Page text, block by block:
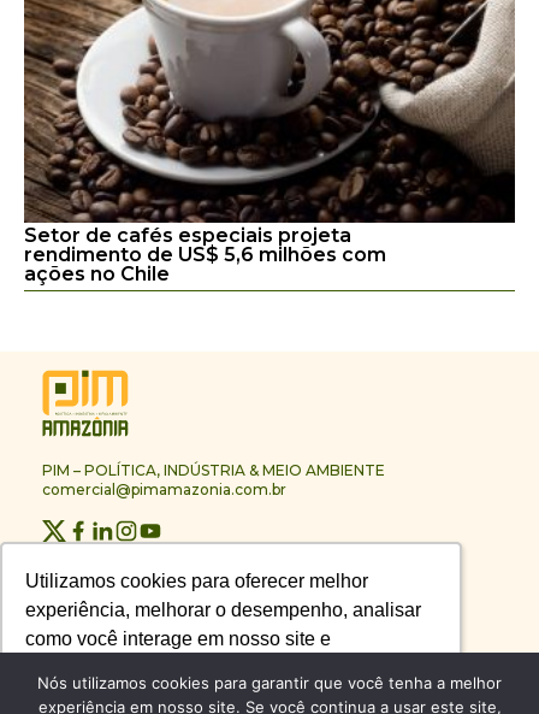
Utilizamos cookies para oferecer melhor
experiência, melhorar o desempenho, analisar
como você interage em nosso site e
Utilizamos cookies para oferecer melhor
experiência, melhorar o desempenho, analisar
como você interage em nosso site e
Setor de cafés especiais projeta
rendimento de US$ 5,6 milhões com
ações no Chile
PIM – POLÍTICA, INDÚSTRIA & MEIO AMBIENTE
comercial@pimamazonia.com.br
Contato
Publicidade
Melhores Empresas
Circuito PIM Amazônia
Nós utilizamos cookies para garantir que você tenha a melhor
experiência em nosso site. Se você continua a usar este site,